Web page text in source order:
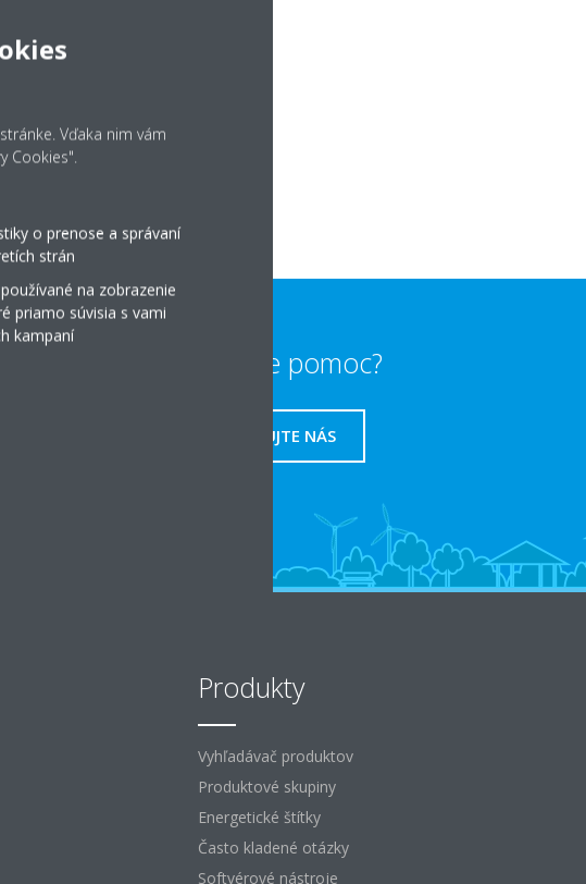
Potrebujete pomoc?
KONTAKTUJTE NÁS
Produkty
Vyhľadávač produktov
Produktové skupiny
Energetické štítky
Často kladené otázky
Softvérové ​​nástroje
Vďaka nim vám
Cookies".
o prenose a správaní
strán
na zobrazenie
priamo súvisia s vami
kampaní